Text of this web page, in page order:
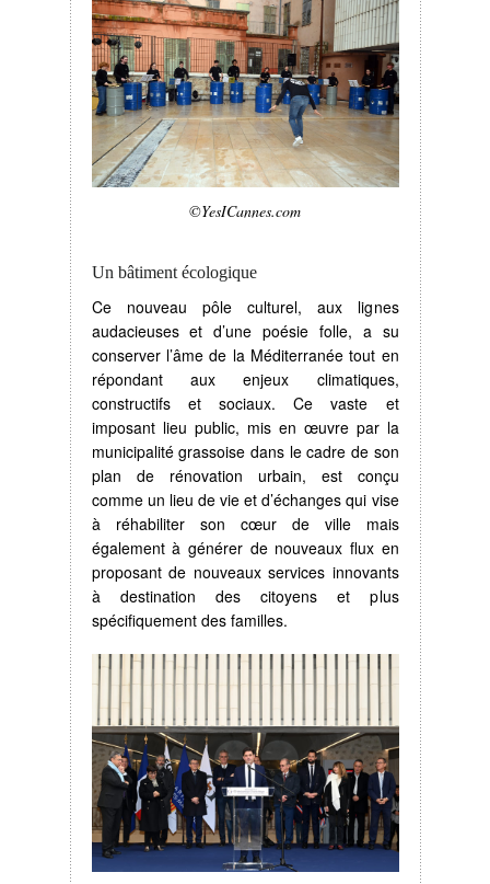
©YesICannes.com
Un bâtiment écologique
Ce nouveau pôle culturel, aux lignes
audacieuses et d’une poésie folle, a su
conserver l’âme de la Méditerranée tout en
répondant aux enjeux climatiques,
constructifs et sociaux. Ce vaste et
imposant lieu public, mis en œuvre par la
municipalité grassoise dans le cadre de son
plan de rénovation urbain, est conçu
comme un lieu de vie et d’échanges qui vise
à réhabiliter son cœur de ville mais
également à générer de nouveaux flux en
proposant de nouveaux services innovants
à destination des citoyens et plus
spécifiquement des familles.